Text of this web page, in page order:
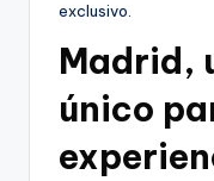
exclusivo.
Madrid,
único